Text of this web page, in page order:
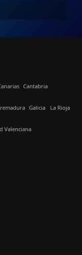
Cantabria
Galicia La Rioja
Valenciana